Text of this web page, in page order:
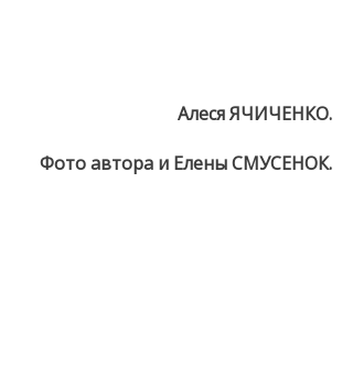
Алеся ЯЧИЧЕНКО.
Фото автора и Елены СМУСЕНОК.